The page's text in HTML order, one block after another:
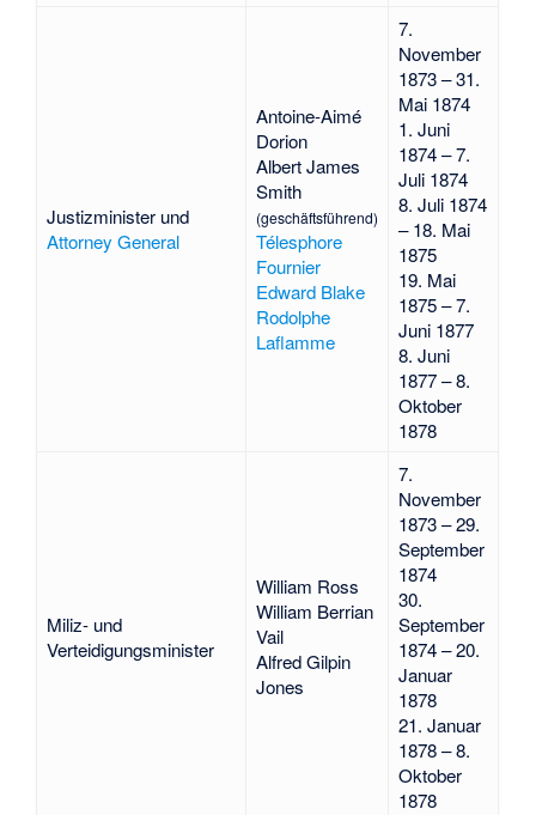
Justizminister und
Attorney General
Antoine-Aimé
Dorion
Albert James
Smith
(geschäftsführend)
Télesphore
Fournier
Edward Blake
Rodolphe
Laflamme
7.
November
1873 – 31.
Mai 1874
1. Juni
1874 – 7.
Juli 1874
8. Juli 1874
– 18. Mai
1875
19. Mai
1875 – 7.
Juni 1877
8. Juni
1877 – 8.
Oktober
1878
Miliz- und
Verteidigungsminister
William Ross
William Berrian
Vail
Alfred Gilpin
Jones
7.
November
1873 – 29.
September
1874
30.
September
1874 – 20.
Januar
1878
21. Januar
1878 – 8.
Oktober
1878